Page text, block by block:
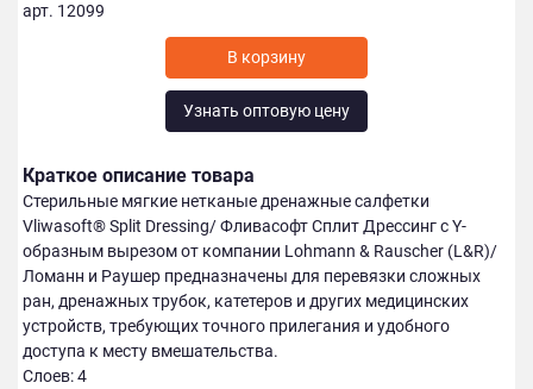
арт. 12099
Узнать оптовую цену
Краткое описание товара
Cтерильные мягкие нетканые дренажные салфетки
Vliwasoft® Split Dressing/ Фливасофт Сплит Дрессинг c Y-
образным вырезом от компании Lohmann & Rauscher (L&R)/
Ломанн и Раушер предназначены для перевязки сложных
ран, дренажных трубок, катетеров и других медицинских
устройств, требующих точного прилегания и удобного
доступа к месту вмешательства.
Слоев: 4